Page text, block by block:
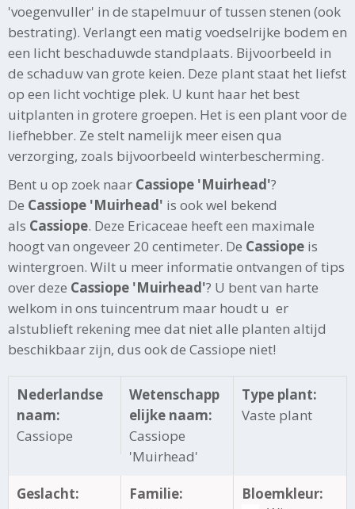
'voegenvuller' in de stapelmuur of tussen stenen (ook
bestrating). Verlangt een matig voedselrijke bodem en
een licht beschaduwde standplaats. Bijvoorbeeld in
de schaduw van grote keien. Deze plant staat het liefst
op een licht vochtige plek. U kunt haar het best
uitplanten in grotere groepen. Het is een plant voor de
liefhebber. Ze stelt namelijk meer eisen qua
verzorging, zoals bijvoorbeeld winterbescherming.
Bent u op zoek naar Cassiope 'Muirhead'?
De Cassiope 'Muirhead' is ook wel bekend
als Cassiope. Deze Ericaceae heeft een maximale
hoogt van ongeveer 20 centimeter. De Cassiope is
wintergroen. Wilt u meer informatie ontvangen of tips
over deze Cassiope 'Muirhead'? U bent van harte
welkom in ons tuincentrum maar houdt u er
alstublieft rekening mee dat niet alle planten altijd
beschikbaar zijn, dus ook de Cassiope niet!
Nederlandse
naam:
Cassiope
Wetenschapp
elijke naam:
Cassiope
'Muirhead'
Type plant:
Vaste plant
Geslacht:
Familie:
Bloemkleur: